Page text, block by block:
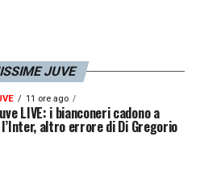
questo
22:30-22:44,
bianconero
chiusa,il traffico
dal -50% al -27%. Nel
JUVE
11 ore ago
LIVE: i bianconeri cadono a
altro errore di Di Gregorio